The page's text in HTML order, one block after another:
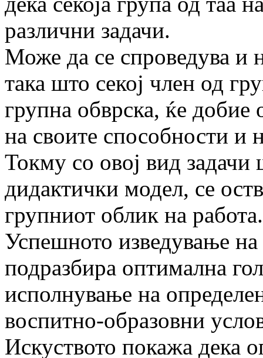
различни задачи.
Може да се спроведува и
така што секој член од
групна обврска, ќе добие
на своите способности и
Токму со овој вид задачи
дидактички модел, се
групниот облик на работа.
Успешното изведување
подразбира оптимална
исполнување на
воспитно-образовни
Искуството покажа дека